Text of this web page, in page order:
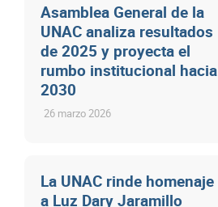
Asamblea General de la
UNAC analiza resultados
de 2025 y proyecta el
rumbo institucional hacia
2030
26 marzo 2026
La UNAC rinde homenaje
a Luz Dary Jaramillo